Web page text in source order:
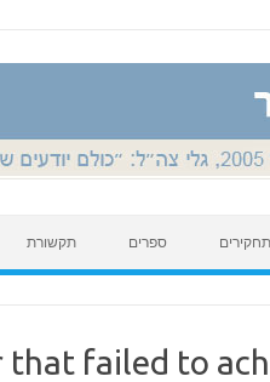
תחקירים ספרים תקשורת
that failed to